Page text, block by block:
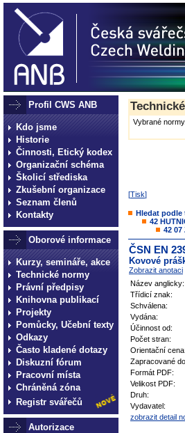
Profil CWS ANB
Kdo jsme
Historie
Činnosti, Etický kodex
Organizační schéma
Školicí střediska
Zkušební organizace
Seznam členů
Kontakty
Oborové informace
Kurzy, semináře, akce
Technické normy
Právní předpisy
Knihovna publikací
Projekty
Pomůcky, Učební texty
Odkazy
Často kladené dotazy
Diskuzní fórum
Pracovní místa
Chráněná zóna
Registr svářečů
Autorizace
Vybrané normy.
[Tisk]
Hledat podle
42
42
ČSN EN
Kovové
Zobrazit anotaci
Název anglicky:
Třídicí znak:
Schválena:
Vydána:
Účinnost od:
Počet stran:
Orientační cena:
Zapracované
Formát PDF:
Velikost PDF:
Druh:
Vydavatel:
zobrazit detail